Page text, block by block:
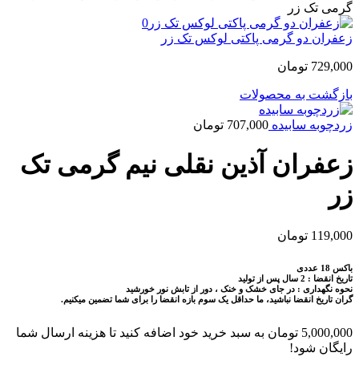
گرمی تک زر
زعفران دو گرمی پاکتی لوکس تک زر
729,000 تومان
بازگشت به محصولات
زردچوبه سابیده 707,000 تومان
زعفران آذین نقلی نیم گرمی تک
زر
119,000 تومان
باکس 18 عددی
تاریخ انقضا : 2 سال پس از تولید
نحوه نگهداری : در جای خشک و خنک ، دور از تابش نور خورشید
گران تاریخ انقضا نباشید، ما حداقل یک سوم بازه انقضا را برای شما تضمین میکنیم.
5,000,000 تومان به سبد خرید خود اضافه کنید تا هزینه ارسال شما
رایگان شود!